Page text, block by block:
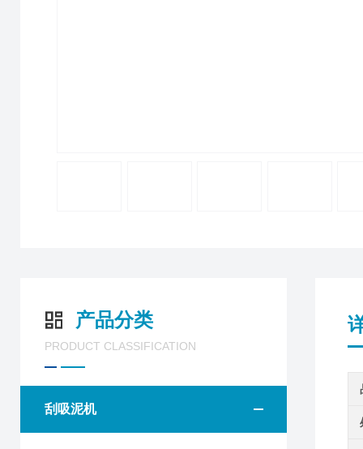
产品分类
PRODUCT CLASSIFICATION
刮吸泥机